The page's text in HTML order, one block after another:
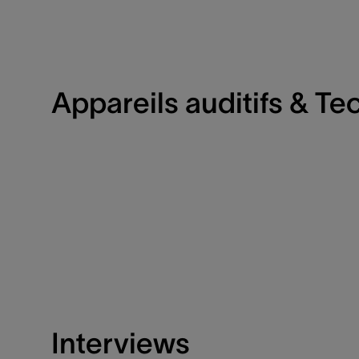
Appareils auditifs &
Interviews